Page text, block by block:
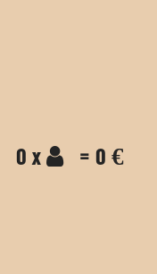
0 x = 0 €